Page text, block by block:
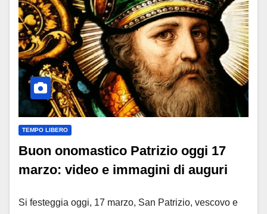
TEMPO LIBERO
Buon onomastico Patrizio oggi 17
marzo: video e immagini di auguri
Si festeggia oggi, 17 marzo, San Patrizio, vescovo e